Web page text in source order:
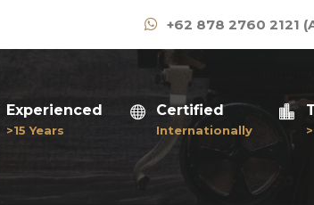
+62 878 2760 2121
Experienced
>15 Years
Certified
Internationally